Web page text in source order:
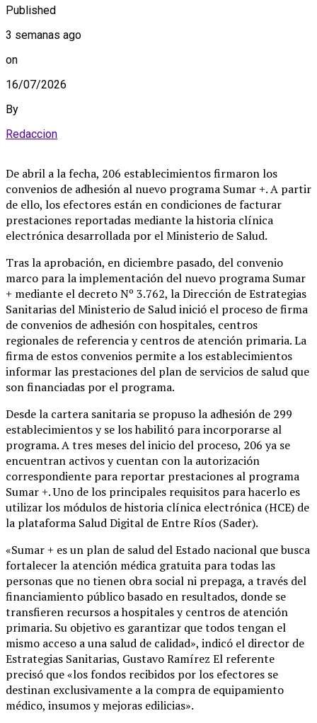
Published
3 semanas ago
on
16/07/2026
By
Redaccion
De abril a la fecha, 206 establecimientos firmaron los
convenios de adhesión al nuevo programa Sumar +. A partir
de ello, los efectores están en condiciones de facturar
prestaciones reportadas mediante la historia clínica
electrónica desarrollada por el Ministerio de Salud.
Tras la aprobación, en diciembre pasado, del convenio
marco para la implementación del nuevo programa Sumar
+ mediante el decreto Nº 3.762, la Dirección de Estrategias
Sanitarias del Ministerio de Salud inició el proceso de firma
de convenios de adhesión con hospitales, centros
regionales de referencia y centros de atención primaria. La
firma de estos convenios permite a los establecimientos
informar las prestaciones del plan de servicios de salud que
son financiadas por el programa.
Desde la cartera sanitaria se propuso la adhesión de 299
establecimientos y se los habilitó para incorporarse al
programa. A tres meses del inicio del proceso, 206 ya se
encuentran activos y cuentan con la autorización
correspondiente para reportar prestaciones al programa
Sumar +. Uno de los principales requisitos para hacerlo es
utilizar los módulos de historia clínica electrónica (HCE) de
la plataforma Salud Digital de Entre Ríos (Sader).
«Sumar + es un plan de salud del Estado nacional que busca
fortalecer la atención médica gratuita para todas las
personas que no tienen obra social ni prepaga, a través del
financiamiento público basado en resultados, donde se
transfieren recursos a hospitales y centros de atención
primaria. Su objetivo es garantizar que todos tengan el
mismo acceso a una salud de calidad», indicó el director de
Estrategias Sanitarias, Gustavo Ramírez El referente
precisó que «los fondos recibidos por los efectores se
destinan exclusivamente a la compra de equipamiento
médico, insumos y mejoras edilicias».